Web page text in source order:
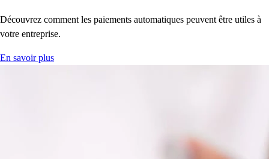
Découvrez comment les paiements automatiques peuvent être utiles à
votre entreprise.
En savoir plus